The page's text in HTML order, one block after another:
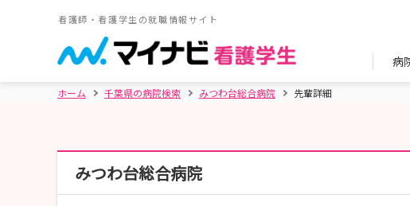
看護師・看護学生の就職情報サイト
病
ホーム 千葉県の病院検索 みつわ台総合病院 先輩詳細
みつわ台総合病院